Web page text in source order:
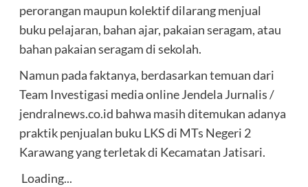
perorangan maupun kolektif dilarang menjual
buku pelajaran, bahan ajar, pakaian seragam, atau
bahan pakaian seragam di sekolah.
Namun pada faktanya, berdasarkan temuan dari
Team Investigasi media online Jendela Jurnalis /
jendralnews.co.id bahwa masih ditemukan adanya
praktik penjualan buku LKS di MTs Negeri 2
Karawang yang terletak di Kecamatan Jatisari.
Loading...